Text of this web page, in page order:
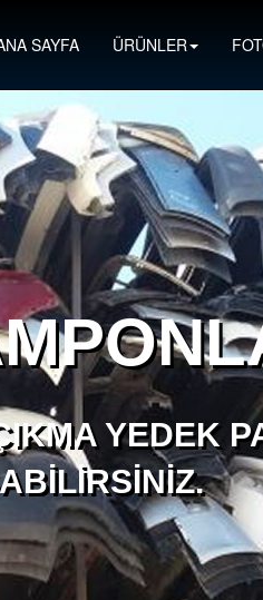
SAYFA ÜRÜNLER
YEDEK